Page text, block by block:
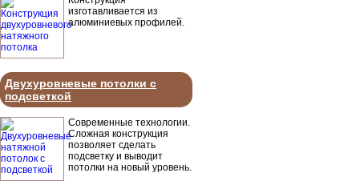
изготавливается из
алюминиевых профилей.
Двухуровневые потолки с
подсветкой
Современные технологии.
Сложная конструкция
позволяет сделать
подсветку и выводит
потолки на новый уровень.